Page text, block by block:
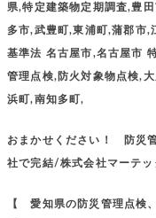
県,特定建築物定期調査,豊
多市,武豊町,東浦町,蒲郡市,
基準法 名古屋市,名古屋市
管理点検,防火対象物点検,
浜町,南知多町,
おまかせください！ 防災
社で完結/株式会社マーテッ
【 愛知県の防災管理点検